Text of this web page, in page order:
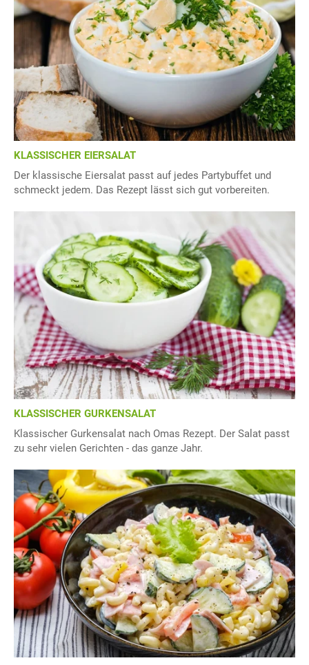
KLASSISCHER EIERSALAT
Der klassische Eiersalat passt auf jedes Partybuffet und
schmeckt jedem. Das Rezept lässt sich gut vorbereiten.
KLASSISCHER GURKENSALAT
Klassischer Gurkensalat nach Omas Rezept. Der Salat passt
zu sehr vielen Gerichten - das ganze Jahr.